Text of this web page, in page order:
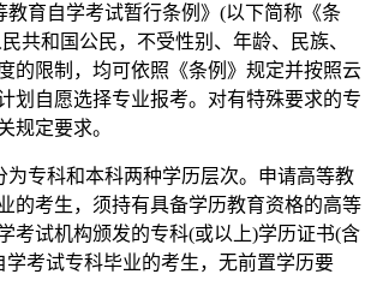
育自学考试暂行条例》(以下简称《条
共和国公民，不受性别、年龄、民族、
的限制，均可依照《条例》规定并按照云
划自愿选择专业报考。对有特殊要求的专
规定要求。
专科和本科两种学历层次。申请高等教
的考生，须持有具备学历教育资格的高等
考试机构颁发的专科(或以上)学历证书(含
学考试专科毕业的考生，无前置学历要